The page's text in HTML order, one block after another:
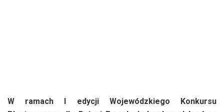
W ramach I edycji Wojewódzkiego Konkursu